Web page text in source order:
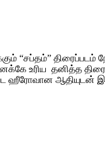
“சப்தம்” திரைப்படம்
உரிய தனித்த
ஹீரோவான ஆதியுடன்